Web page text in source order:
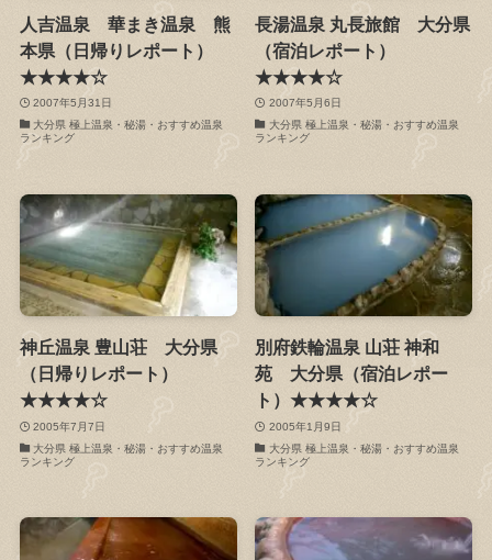
人吉温泉 華まき温泉 熊
本県（日帰りレポート）
★★★★☆
2007年5月31日
大分県 極上温泉・秘湯・おすすめ温泉
ランキング
長湯温泉 丸長旅館 大分県
（宿泊レポート）
★★★★☆
2007年5月6日
大分県 極上温泉・秘湯・おすすめ温泉
ランキング
神丘温泉 豊山荘 大分県
（日帰りレポート）
★★★★☆
2005年7月7日
大分県 極上温泉・秘湯・おすすめ温泉
ランキング
別府鉄輪温泉 山荘 神和
苑 大分県（宿泊レポー
ト）★★★★☆
2005年1月9日
大分県 極上温泉・秘湯・おすすめ温泉
ランキング